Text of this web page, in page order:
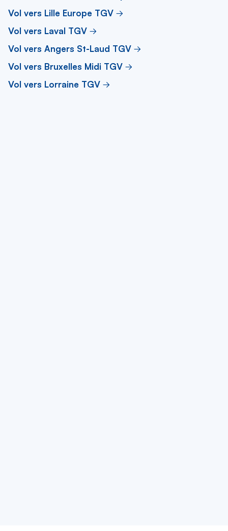
Vol vers Lille Europe TGV
Vol vers Laval TGV
Vol vers Angers St-Laud TGV
Vol vers Bruxelles Midi TGV
Vol vers Lorraine TGV